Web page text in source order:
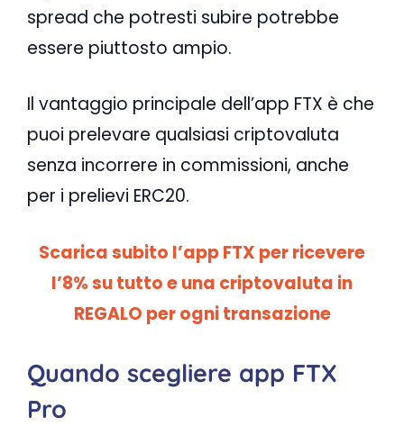
spread che potresti subire potrebbe
essere piuttosto ampio.
Il vantaggio principale dell’app FTX è che
puoi prelevare qualsiasi criptovaluta
senza incorrere in commissioni, anche
per i prelievi ERC20.
Scarica subito l’app FTX per ricevere
l’8% su tutto e una criptovaluta in
REGALO per ogni transazione
Quando scegliere app FTX
Pro